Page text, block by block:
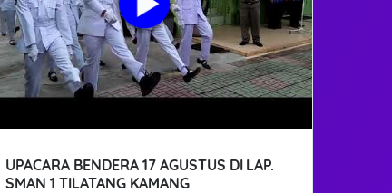
UPACARA BENDERA 17 AGUSTUS DI LAP.
SMAN 1 TILATANG KAMANG